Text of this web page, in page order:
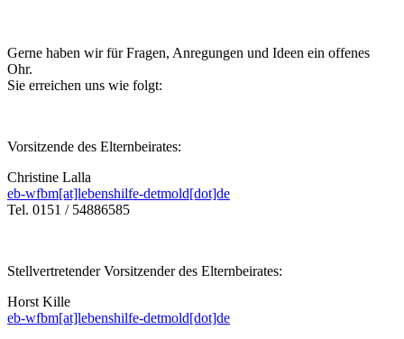
Gerne haben wir für Fragen, Anregungen und Ideen ein offenes
Ohr.
Sie erreichen uns wie folgt:
Vorsitzende des Elternbeirates:
Christine Lalla
eb-wfbm[at]lebenshilfe-detmold[dot]de
Tel. 0151 / 54886585
Stellvertretender Vorsitzender des Elternbeirates:
Horst Kille
eb-wfbm[at]lebenshilfe-detmold[dot]de